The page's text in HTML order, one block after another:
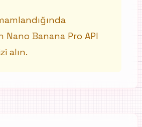
Banana Pro API
alın.